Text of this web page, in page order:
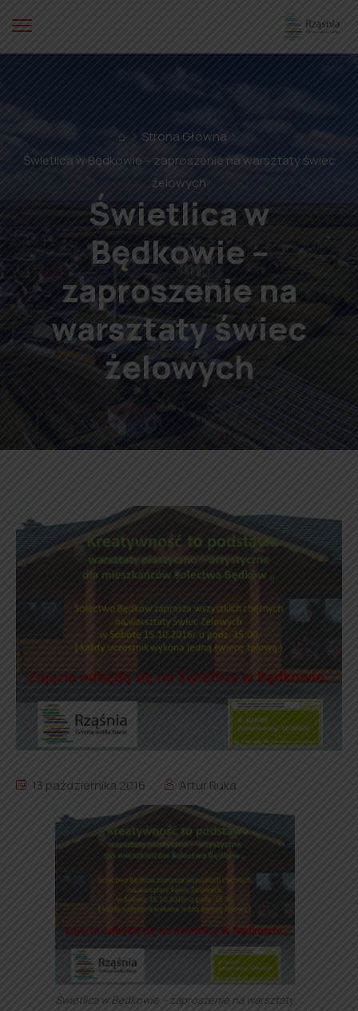
⌂
Strona Główna
Świetlica w Będkowie – zaproszenie na warsztaty świec
żelowych
Świetlica w
Będkowie –
zaproszenie na
warsztaty świec
żelowych
13 października 2016 Artur Ruka
Świetlica w Będkowie – zaproszenie na warsztaty